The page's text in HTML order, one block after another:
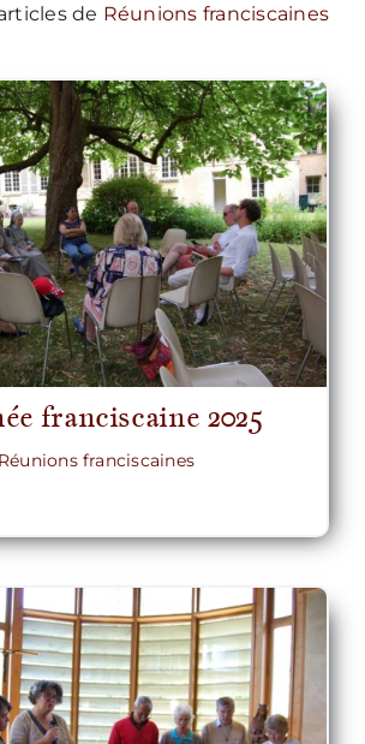
de Réunions franciscaines
franciscaine 2025
Réunions franciscaines